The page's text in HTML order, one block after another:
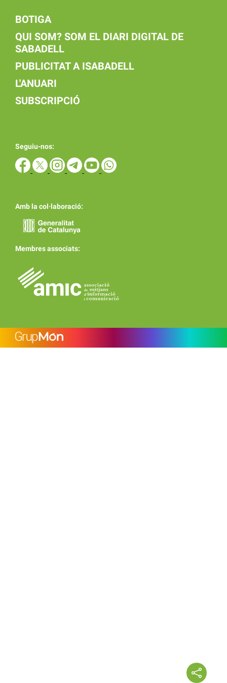
BOTIGA
QUI SOM? SOM EL DIARI DIGITAL DE
SABADELL
PUBLICITAT A ISABADELL
L'ANUARI
SUBSCRIPCIÓ
Seguiu-nos:
Amb la col·laboració:
Membres associats: